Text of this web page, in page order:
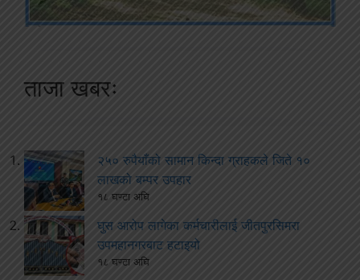
ताजा खबरः
२५० रुपैयाँको सामान किन्दा ग्राहकले जिते १०
लाखको बम्पर उपहार
१८ घण्टा अघि
घुस आरोप लागेका कर्मचारीलाई जीतपुरसिमरा
उपमहानगरबाट हटाइयो
१८ घण्टा अघि